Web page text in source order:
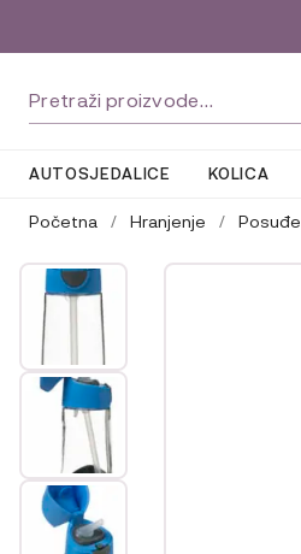
AUTOSJEDALICE KOLICA
na
do
Početna / Hranjenje / Posuđe